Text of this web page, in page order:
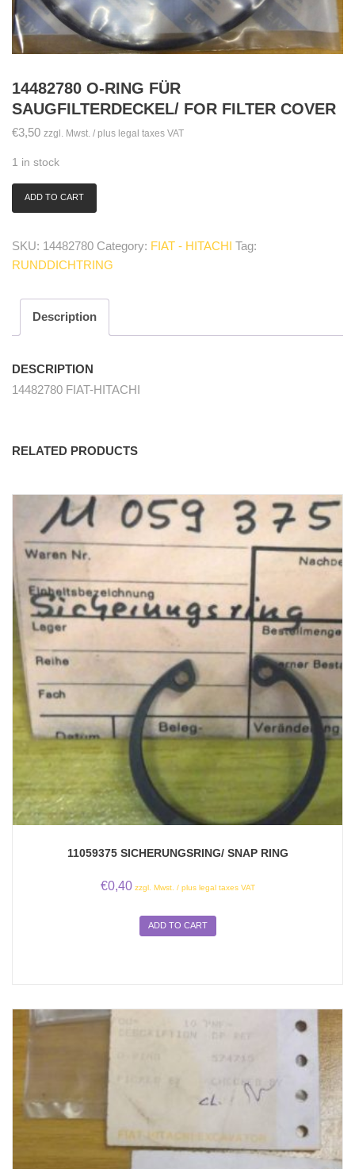
14482780 O-RING FÜR
SAUGFILTERDECKEL/ FOR FILTER COVER
€3,50 zzgl. Mwst. / plus legal taxes VAT
1 in stock
14482780
für
Saugfilterdeckel/
filter
cover
ADD TO CART
SKU: 14482780 Category: FIAT - HITACHI Tag:
RUNDDICHTRING
Description
DESCRIPTION
14482780 FIAT-HITACHI
RELATED PRODUCTS
11059375 SICHERUNGSRING/ SNAP RING
€0,40 zzgl. Mwst. / plus legal taxes VAT
ADD TO CART